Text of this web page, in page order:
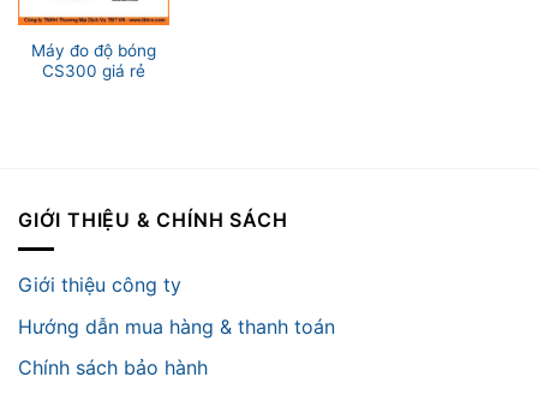
Máy đo độ bóng
CS300 giá rẻ
GIỚI THIỆU & CHÍNH SÁCH
Giới thiệu công ty
Hướng dẫn mua hàng & thanh toán
Chính sách bảo hành